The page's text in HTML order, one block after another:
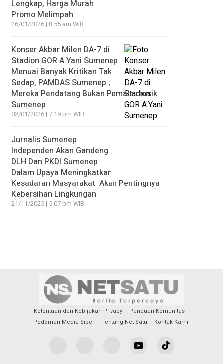
Lengkap, Harga Murah
Promo Melimpah
26/01/2026 | 8:55 am WIB
Konser Akbar Milen DA-7 di
Stadion GOR A.Yani Sumenep
Menuai Banyak Kritikan Tak
Sedap, PAMDAS Sumenep ;
Mereka Pendatang Bukan Pemain musik
Sumenep
02/01/2026 | 7:19 pm WIB
Jurnalis Sumenep
Independen Akan Gandeng
DLH Dan PKDI Sumenep
Dalam Upaya Meningkatkan
Kesadaran Masyarakat Akan Pentingnya
Kebersihan Lingkungan
21/11/2025 | 5:07 pm WIB
Ketentuan dan Kebijakan Privacy
Panduan Komunitas
Pedoman Media Siber
Tentang Net Satu Kontak Kami